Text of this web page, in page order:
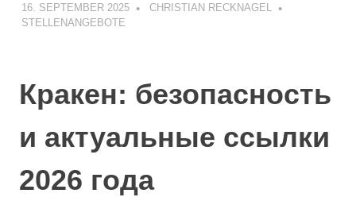
16. SEPTEMBER 2025
CHRISTIAN RECKNAGEL
STELLENANGEBOTE
Кракен: безопасность
и актуальные ссылки
2026 года